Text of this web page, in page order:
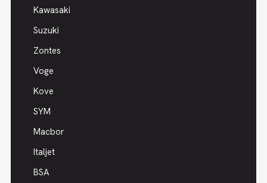
Kawasaki
Suzuki
Zontes
Voge
Kove
SYM
Macbor
Italjet
BSA